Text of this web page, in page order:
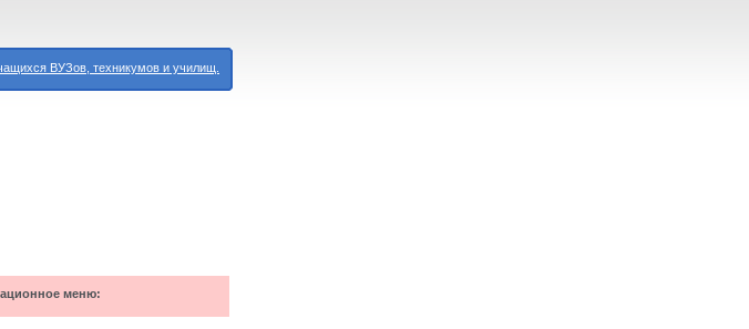
ВУЗов, техникумов и училищ.
меню: